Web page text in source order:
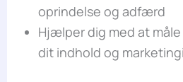
oprindelse og adfærd
Hjælper dig med at
dit indhold og